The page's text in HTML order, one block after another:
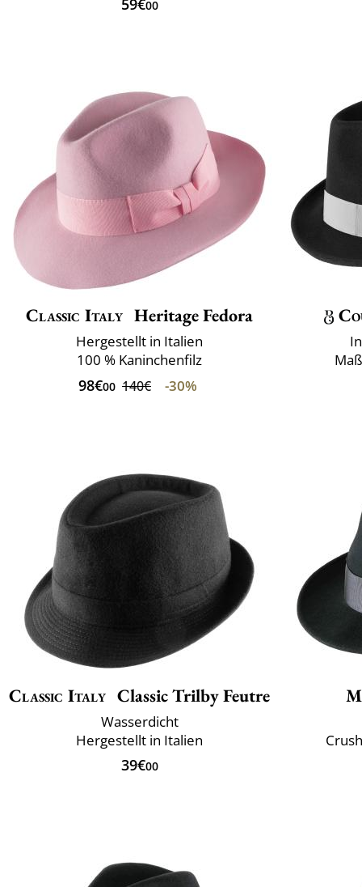
59€00
Classic Italy Heritage Fedora
Hergestellt in Italien
100 % Kaninchenfilz
98€00 140€ -30%
Classic Italy Classic Trilby Feutre
Wasserdicht
Hergestellt in Italien
39€00